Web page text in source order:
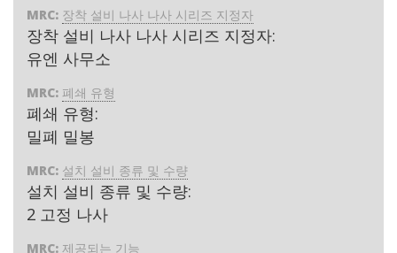
MRC: 장착 설비 나사 나사 시리즈 지정자
장착 설비 나사 나사 시리즈 지정자:
유엔 사무소
MRC: 폐쇄 유형
폐쇄 유형:
밀폐 밀봉
MRC: 설치 설비 종류 및 수량
설치 설비 종류 및 수량:
2 고정 나사
MRC: 제공되는 기능